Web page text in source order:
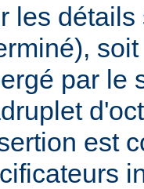
les
par le
est